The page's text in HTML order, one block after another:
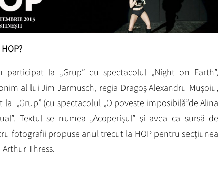
participat la „Grup” cu spectacolul „Night on Earth”,
al lui Jim Jarmusch, regia Dragoş Alexandru Muşoiu,
„Grup” (cu spectacolul „O poveste imposibilă”de Alina
Textul se numea „Acoperişul” şi avea ca sursă de
fotografii propuse anul trecut la HOP pentru secţiunea
Thress.